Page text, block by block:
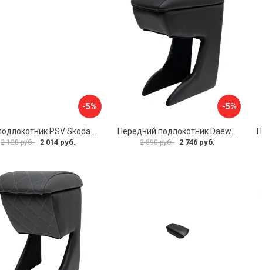
-5%
2 120 руб. 2 014 руб.
-5%
2 890 руб. 2 746 руб.